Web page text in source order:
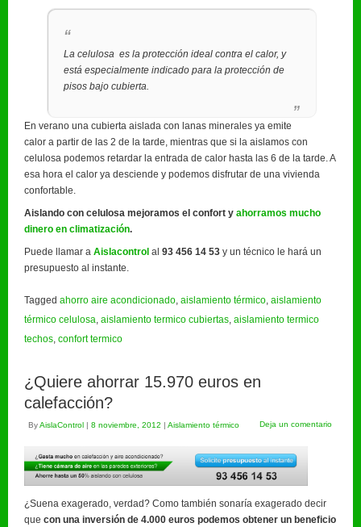
La celulosa es la protección ideal contra el calor, y
está especialmente indicado para la protección de
pisos bajo cubierta.
En verano una cubierta aislada con lanas minerales ya emite
calor a partir de las 2 de la tarde, mientras que si la aislamos con
celulosa podemos retardar la entrada de calor hasta las 6 de la tarde. A
esa hora el calor ya desciende y podemos disfrutar de una vivienda
confortable.
Aislando con celulosa mejoramos el confort y ahorramos mucho
dinero en climatización.
Puede llamar a Aislacontrol al 93 456 14 53 y un técnico le hará un
presupuesto al instante.
Tagged ahorro aire acondicionado, aislamiento térmico, aislamiento
térmico celulosa, aislamiento termico cubiertas, aislamiento termico
techos, confort termico
¿Quiere ahorrar 15.970 euros en
calefacción?
ByAislaControl | 8 noviembre, 2012 | Aislamiento térmico Deja un comentario
¿Suena exagerado, verdad? Como también sonaría exagerado decir
que con una inversión de 4.000 euros podemos obtener un beneficio